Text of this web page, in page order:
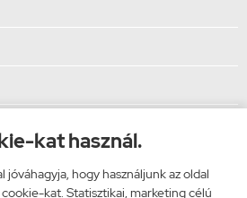
kat használ.
jóváhagyja, hogy használjunk az oldal
kat. Statisztikai, marketing célú
5.